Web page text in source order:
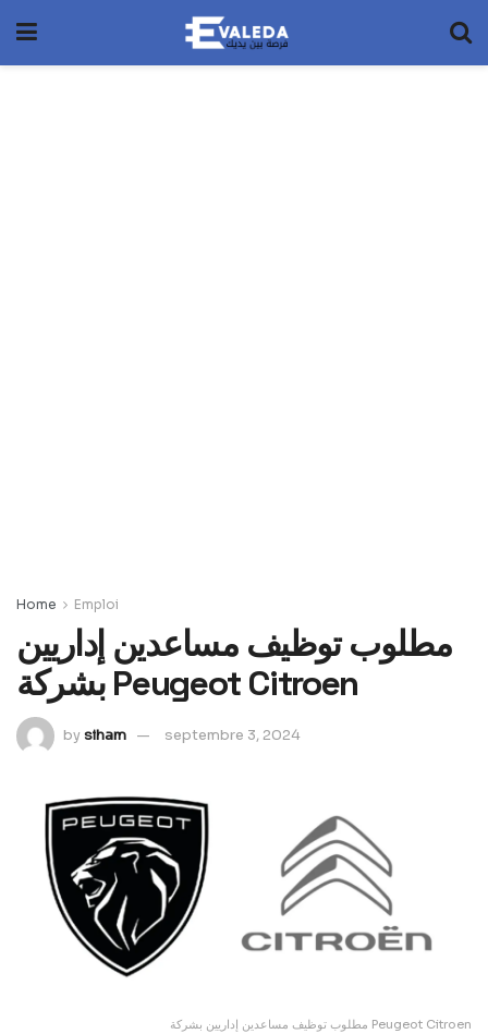
Home Emploi
مطلوب توظيف مساعدين إداريين
بشركة Peugeot Citroen
bysiham septembre 3, 2024
مطلوب توظيف مساعدين إداريين بشركة Peugeot Citroen